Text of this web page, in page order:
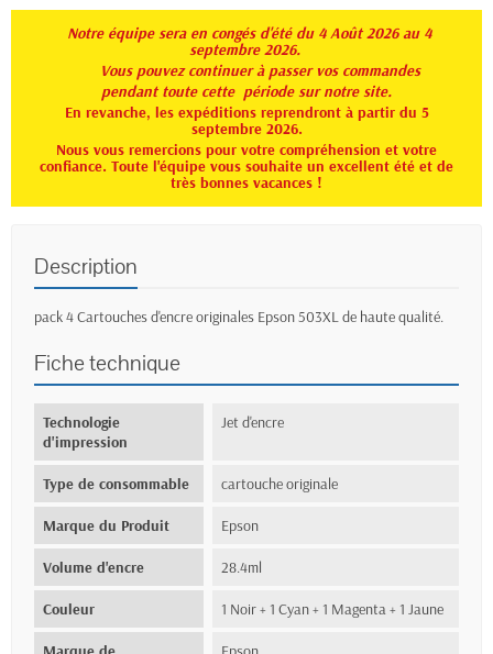
Notre équipe sera en congés d'été du 4 Août 2026 au 4
septembre 2026.
Vous pouvez continuer à passer vos commandes
pendant toute cette période sur notre site.
En revanche, les expéditions reprendront à partir du 5
septembre 2026.
Nous vous remercions pour votre compréhension et votre
confiance. Toute l'équipe vous souhaite un excellent été et de
très bonnes vacances !
Description
pack 4 Cartouches d'encre originales Epson 503XL de haute qualité.
Fiche technique
Technologie
d'impression
Jet d'encre
Type de consommable cartouche originale
Marque du Produit Epson
Volume d'encre 28.4ml
Couleur 1 Noir + 1 Cyan + 1 Magenta + 1 Jaune